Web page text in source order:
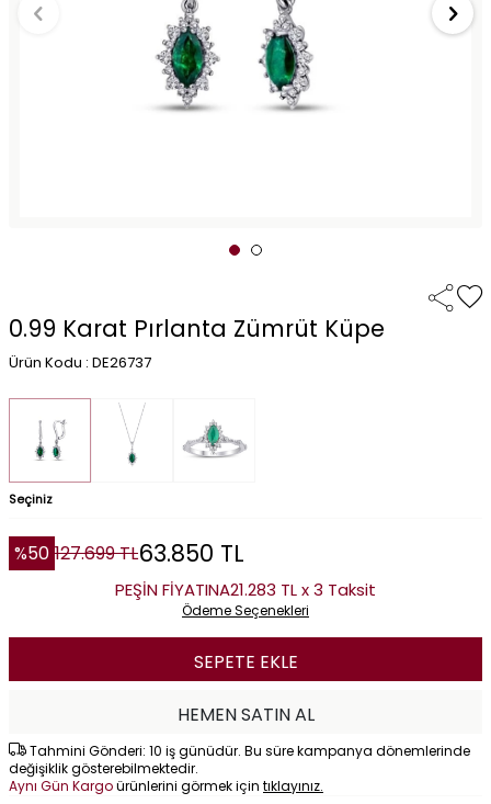
0.99 Karat Pırlanta Zümrüt Küpe
Ürün Kodu : DE26737
Seçiniz
%50 127.699TL63.850 TL
PEŞİN FİYATINA21.283 TL x 3 Taksit
Ödeme Seçenekleri
SEPETE EKLE
HEMEN SATIN AL
Tahmini Gönderi: 10 iş günüdür. Bu süre kampanya dönemlerinde
değişiklik gösterebilmektedir.
Aynı Gün Kargoürünlerini görmek için tıklayınız.